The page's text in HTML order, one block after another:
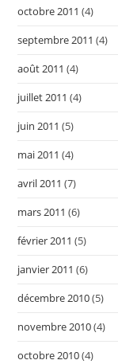
octobre 2011 (4)
septembre 2011 (4)
août 2011 (4)
juillet 2011 (4)
juin 2011 (5)
mai 2011 (4)
avril 2011 (7)
mars 2011 (6)
février 2011 (5)
janvier 2011 (6)
décembre 2010(5)
novembre 2010(4)
octobre 2010(4)